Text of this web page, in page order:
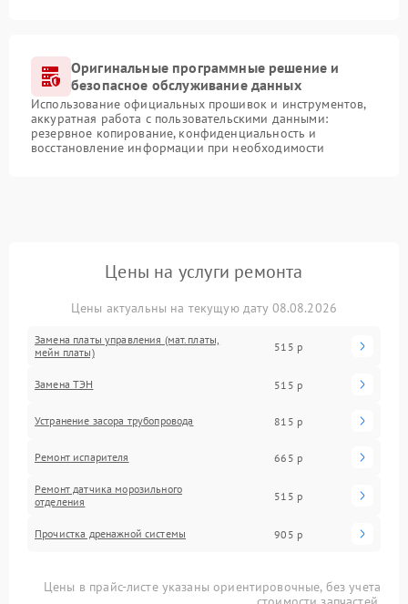
Оригинальные программные решение и
безопасное обслуживание данных
Использование официальных прошивок и инструментов,
аккуратная работа с пользовательскими данными:
резервное копирование, конфиденциальность и
восстановление информации при необходимости
Цены на услуги ремонта
Цены актуальны на текущую дату 08.08.2026
Замена платы управления (мат.платы,
мейн платы)
515 р
Замена ТЭН 515 р
Устранение засора трубопровода 815 р
Ремонт испарителя 665 р
Ремонт датчика морозильного
отделения
515 р
Прочистка дренажной системы 905 р
Цены в прайс-листе указаны ориентировочные, без учета